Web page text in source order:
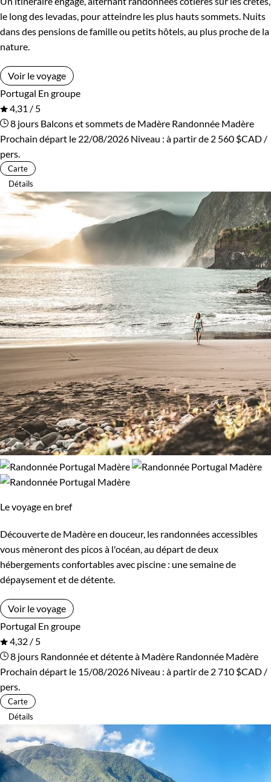
le long des levadas, pour atteindre les plus hauts sommets. Nuits
dans des pensions de famille ou petits hôtels, au plus proche de la
nature.
Voir le voyage
Portugal En groupe
4,31 / 5
8 jours Balcons et sommets de Madère Randonnée Madère
Prochain départ le 22/08/2026 Niveau : à partir de 2 560 $CAD /
pers.
Carte
Détails
Le voyage en bref
Découverte de Madère en douceur, les randonnées accessibles
vous mèneront des picos à l'océan, au départ de deux
hébergements confortables avec piscine : une semaine de
dépaysement et de détente.
Voir le voyage
Portugal En groupe
4,32 / 5
8 jours Randonnée et détente à Madère Randonnée Madère
Prochain départ le 15/08/2026 Niveau : à partir de 2 710 $CAD /
pers.
Carte
Détails